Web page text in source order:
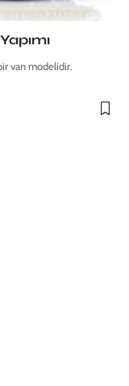
van modelidir.